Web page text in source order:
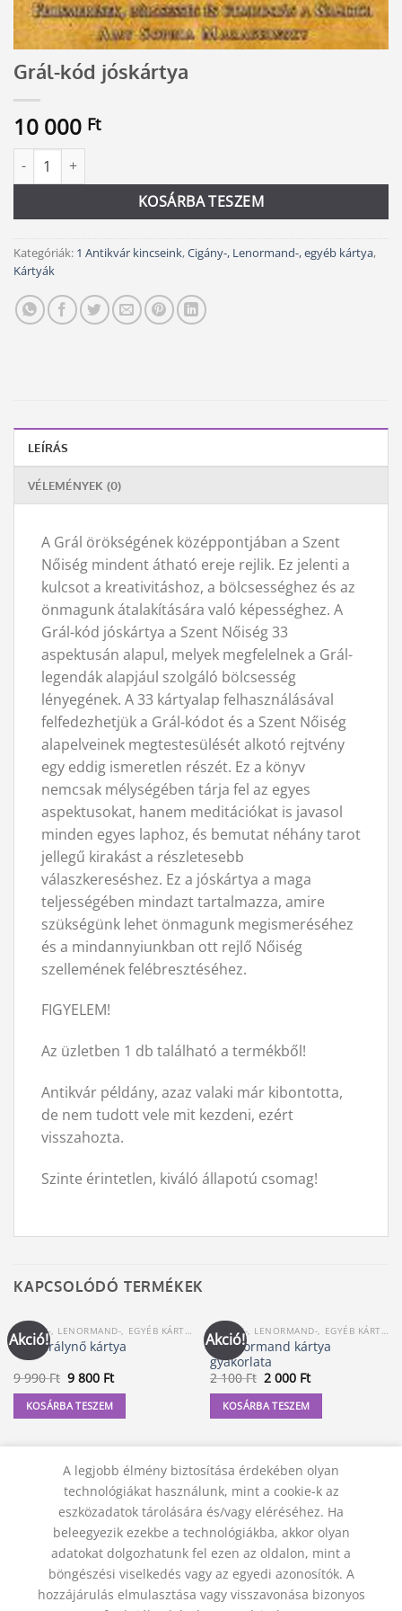
Grál-kód jóskártya
10 000 Ft
Grál-kód jóskártya mennyiség
KOSÁRBA TESZEM
Alternative:
Kategóriák: 1 Antikvár kincseink,Cigány-, Lenormand-, egyéb kártya,
Kártyák
LEÍRÁS
VÉLEMÉNYEK (0)
A Grál örökségének középpontjában a Szent
Nőiség mindent átható ereje rejlik. Ez jelenti a
kulcsot a kreativitáshoz, a bölcsességhez és az
önmagunk átalakítására való képességhez. A
Grál-kód jóskártya a Szent Nőiség 33
aspektusán alapul, melyek megfelelnek a Grál-
legendák alapjául szolgáló bölcsesség
lényegének. A 33 kártyalap felhasználásával
felfedezhetjük a Grál-kódot és a Szent Nőiség
alapelveinek megtestesülését alkotó rejtvény
egy eddig ismeretlen részét. Ez a könyv
nemcsak mélységében tárja fel az egyes
aspektusokat, hanem meditációkat is javasol
minden egyes laphoz, és bemutat néhány tarot
jellegű kirakást a részletesebb
válaszkereséshez. Ez a jóskártya a maga
teljességében mindazt tartalmazza, amire
szükségünk lehet önmagunk megismeréséhez
és a mindannyiunkban ott rejlő Nőiség
szellemének felébresztéséhez.
FIGYELEM!
Az üzletben 1 db található a termékből!
Antikvár példány, azaz valaki már kibontotta,
de nem tudott vele mit kezdeni, ezért
visszahozta.
Szinte érintetlen, kiváló állapotú csomag!
KAPCSOLÓDÓ TERMÉKEK
Akció! CIGÁNY-, LENORMAND-, EGYÉB KÁRTYA
Napkirálynő kártya
9 990Ft Original
price
was:
9
990 Ft.
9 800 FtCurrent
price
is:
9
800 Ft.
KOSÁRBA TESZEM
Akció! CIGÁNY-, LENORMAND-, EGYÉB KÁRTYA
A Lenormand kártya
gyakorlata
2 100Ft Original
price
was:
2
100 Ft.
2 000 FtCurrent
price
is:
2
000 Ft.
KOSÁRBA TESZEM
KAPCSOLAT ADATVÉDELMI NYILATKOZAT
A legjobb élmény biztosítása érdekében olyan
technológiákat használunk, mint a cookie-k az
eszközadatok tárolására és/vagy eléréséhez. Ha
beleegyezik ezekbe a technológiákba, akkor olyan
adatokat dolgozhatunk fel ezen az oldalon, mint a
böngészési viselkedés vagy az egyedi azonosítók. A
hozzájárulás elmulasztása vagy visszavonása bizonyos